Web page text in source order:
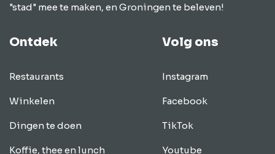
"stad" mee te maken, en Groningen te beleven!
Ontdek
Restaurants
Winkelen
Dingen te doen
Koffie, thee en lunch
Volg ons
Instagram
Facebook
TikTok
Youtube